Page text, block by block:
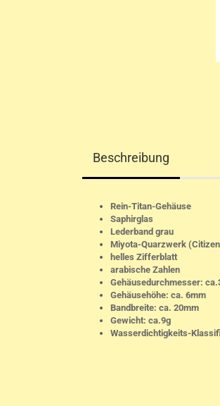
Beschreibung
Rein-Titan-Gehäuse
Saphirglas
Lederband grau
Miyota-Quarzwerk
helles Zifferblatt
arabische Zahlen
Gehäusedurchmesser:
Gehäusehöhe: ca. 6mm
Bandbreite: ca. 20mm
Gewicht: ca.9g
Wasserdichtigkeits-